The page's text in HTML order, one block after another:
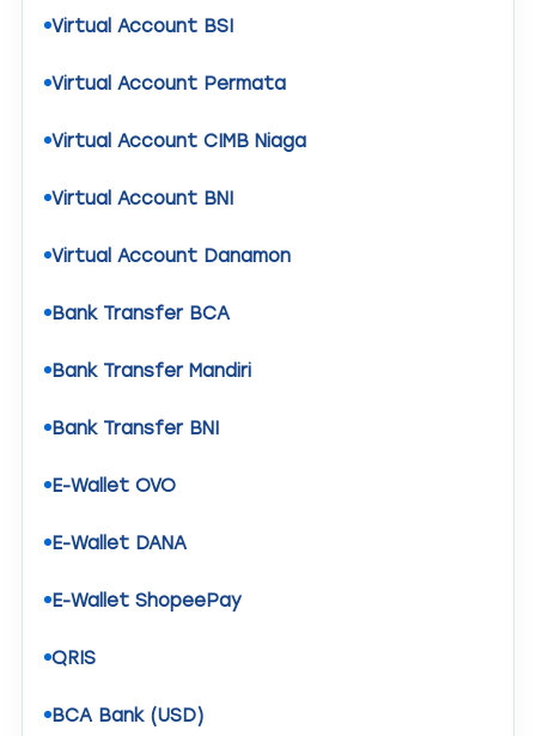
Virtual Account BSI
Virtual Account Permata
Virtual Account CIMB Niaga
Virtual Account BNI
Virtual Account Danamon
Bank Transfer BCA
Bank Transfer Mandiri
Bank Transfer BNI
E-Wallet OVO
E-Wallet DANA
E-Wallet ShopeePay
QRIS
BCA Bank (USD)